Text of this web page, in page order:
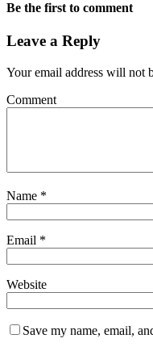
Be the first to comment
Leave a Reply
Your email address will not
Comment
Name *
Email *
Website
Save my name, email,